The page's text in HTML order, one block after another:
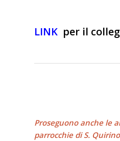
LINK per il
Proseguono anche le
parrocchie di S.